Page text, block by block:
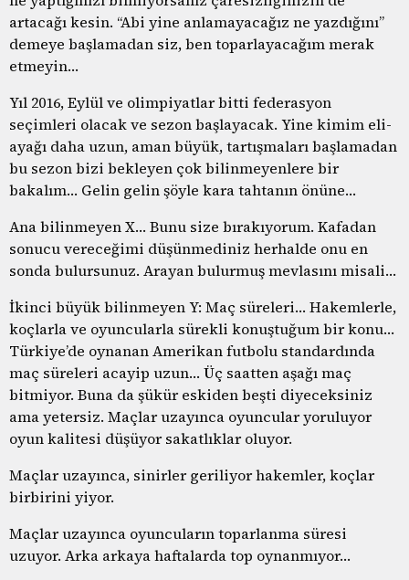
artacağı kesin. “Abi yine anlamayacağız ne yazdığını”
demeye başlamadan siz, ben toparlayacağım merak
etmeyin…
Yıl 2016, Eylül ve olimpiyatlar bitti federasyon
seçimleri olacak ve sezon başlayacak. Yine kimim eli-
ayağı daha uzun, aman büyük, tartışmaları başlamadan
bu sezon bizi bekleyen çok bilinmeyenlere bir
bakalım… Gelin gelin şöyle kara tahtanın önüne…
Ana bilinmeyen X… Bunu size bırakıyorum. Kafadan
sonucu vereceğimi düşünmediniz herhalde onu en
sonda bulursunuz. Arayan bulurmuş mevlasını misali…
İkinci büyük bilinmeyen Y: Maç süreleri… Hakemlerle,
koçlarla ve oyuncularla sürekli konuştuğum bir konu…
Türkiye’de oynanan Amerikan futbolu standardında
maç süreleri acayip uzun… Üç saatten aşağı maç
bitmiyor. Buna da şükür eskiden beşti diyeceksiniz
ama yetersiz. Maçlar uzayınca oyuncular yoruluyor
oyun kalitesi düşüyor sakatlıklar oluyor.
Maçlar uzayınca, sinirler geriliyor hakemler, koçlar
birbirini yiyor.
Maçlar uzayınca oyuncuların toparlanma süresi
uzuyor. Arka arkaya haftalarda top oynanmıyor…